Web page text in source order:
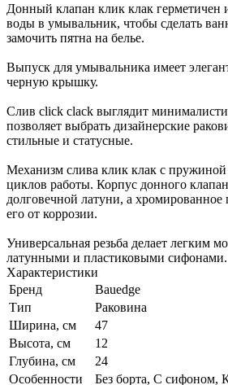
Донный клапан клик клак герметичен
воды в умывальник, чтобы сделать
замочить пятна на белье.
Выпуск для умывальника имеет
черную крышку.
Слив click clack выглядит
позволяет выбрать дизайнерские
стильные и статусные.
Механизм слива клик клак с пружиной
циклов работы. Корпус донного
долговечной латуни, а
его от коррозии.
Универсальная резьба делает легким
латунными и пластиковыми сифонами.
Характеристики
Бренд
Bauedge
Тип
Раковина
Ширина, см
47
Высота, см
12
Глубина, см
24
Особенности
Без борта, С сифоном,